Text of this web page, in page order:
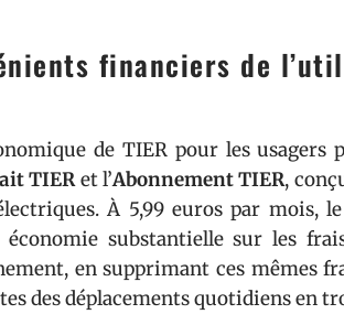
financiers de
de TIER pour les usagers
TIERet l’Abonnement TIER,
À 5,99 euros par mois,
substantielle sur les
en supprimant ces mêmes
des déplacements quotidiens en